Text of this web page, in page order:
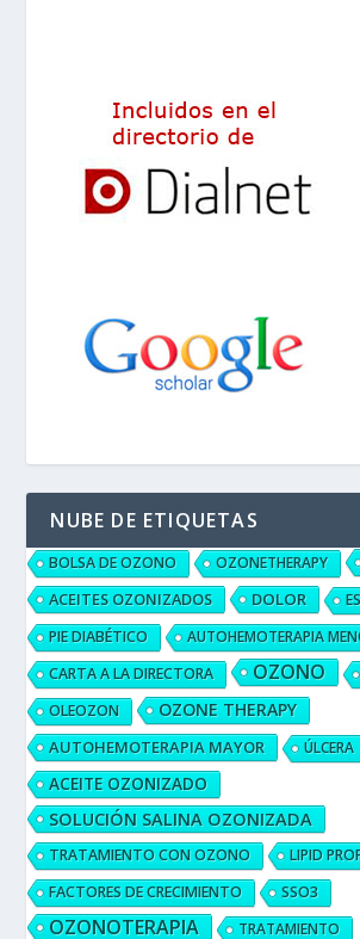
NUBE DE ETIQUETAS
BOLSA DE OZONO OZONETHERAPY
ACEITES OZONIZADOS
DOLOR
PIE DIABÉTICO
AUTOHEMOTERAPIA
CARTA A LA DIRECTORA
OZONO
OLEOZON
OZONE THERAPY
AUTOHEMOTERAPIA MAYOR ÚLCERA
ACEITE OZONIZADO
SOLUCIÓN SALINA OZONIZADA
TRATAMIENTO CON OZONO
LIPID
FACTORES DE CRECIMIENTO
SSO3
OZONOTERAPIA TRATAMIENTO